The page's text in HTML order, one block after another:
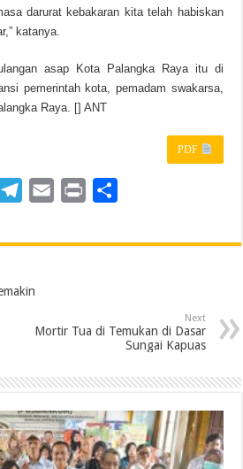
darurat kebakaran kita telah habiskan
katanya.
asap Kota Palangka Raya itu di
pemerintah kota, pemadam swakarsa,
Raya. [] ANT
PDF
l
g
a
i
a
Next
Mortir Tua di Temukan di Dasar
Sungai Kapuas